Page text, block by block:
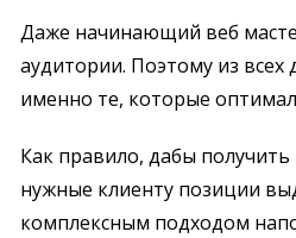
Даже начинающий веб
аудитории. Поэтому из
именно те, которые
Как правило, дабы
нужные клиенту позиции
комплексным подходом